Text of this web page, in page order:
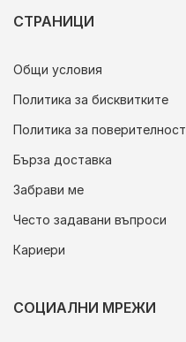
СТРАНИЦИ
Общи условия
Политика за бисквитките
Политика за поверителност
Бърза доставка
Забрави ме
Често задавани въпроси
Кариери
СОЦИАЛНИ МРЕЖИ